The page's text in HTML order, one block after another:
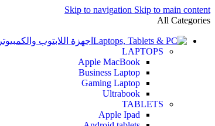
Skip to navigation Skip to main content
All Categories
اجهزة اللابتوب والكمبيوتر
LAPTOPS
Apple MacBook
Business Laptop
Gaming Laptop
Ultrabook
TABLETS
Apple Ipad